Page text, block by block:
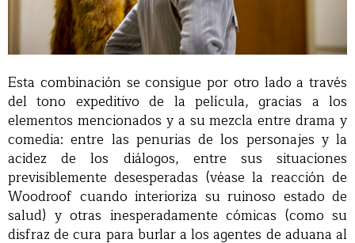
Esta combinación se consigue por otro lado a través
del tono expeditivo de la película, gracias a los
elementos mencionados y a su mezcla entre drama y
comedia: entre las penurias de los personajes y la
acidez de los diálogos, entre sus situaciones
previsiblemente desesperadas (véase la reacción de
Woodroof cuando interioriza su ruinoso estado de
salud) y otras inesperadamente cómicas (como su
disfraz de cura para burlar a los agentes de aduana al